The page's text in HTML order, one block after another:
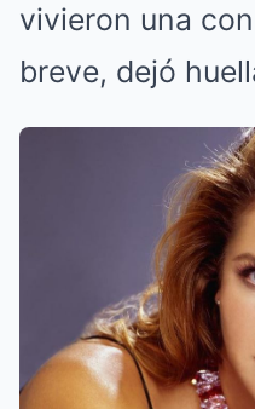
vivieron una
breve, dejó